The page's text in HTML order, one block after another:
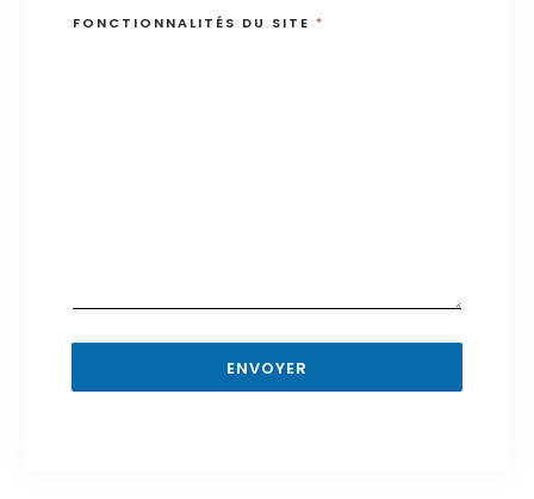
FONCTIONNALITÉS DU SITE *
ENVOYER